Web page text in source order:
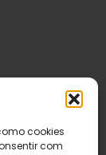
cookies
com